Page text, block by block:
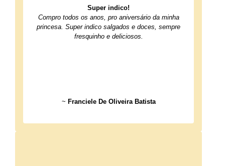
Super indico!
Compro todos os anos, pro aniversário da minha
princesa. Super indico salgados e doces, sempre
fresquinho e deliciosos.
~ Franciele De Oliveira Batista